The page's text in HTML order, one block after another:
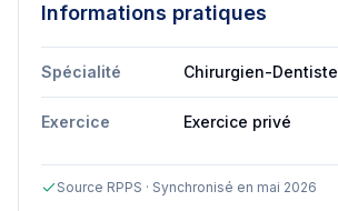
Informations pratiques
Spécialité Chirurgien-Dentiste
Exercice Exercice privé
Source RPPS · Synchronisé en mai 2026